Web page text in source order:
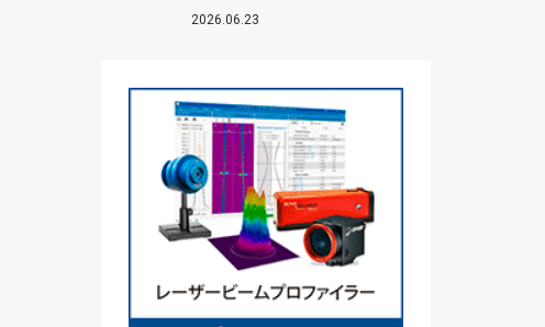
2026.06.23